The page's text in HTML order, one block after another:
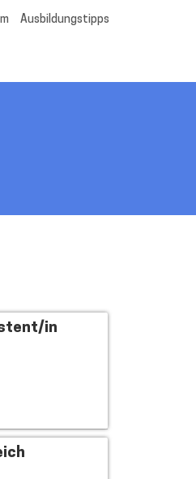
Ausbildungstipps
in